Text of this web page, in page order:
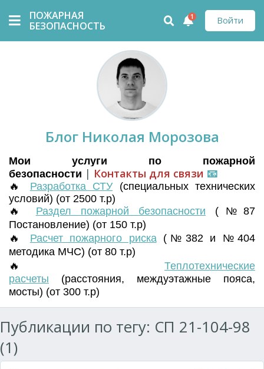
ПОЖАРНАЯ
БЕЗОПАСНОСТЬ
Войти
1
Блог Николая Морозова
Мои услуги по пожарной
безопасности | Контакты для связи 📧
🔥 Разработка СТУ (специальных технических
условий) (от 2500 т.р)
🔥 Раздел пожарной безопасности (№87
Постановление) (от 150 т.р)
🔥 Расчет пожарного риска(№382 и №404
методика МЧС) (от 80 т.р)
🔥 Теплотехнические
расчеты (расстояния, междуэтажные пояса,
мосты) (от 300 т.р)
Публикации по тегу: СП 21-104-98
(1)